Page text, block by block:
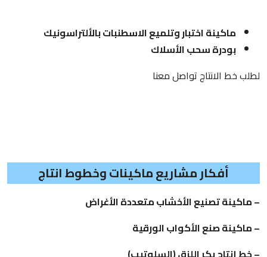
ماكينة اختبار وتلميع الاسطنبات بالألتراسونيك
بودرة سحب الأسلاك
لطلب خط الانتاجتواصل معنا
أفكار مشاريع ماكينات وخطوط انتاج
– ماكينة تصنيع الأخشاب متعددة الأغراض
– ماكينة صنع الأكواب الورقية